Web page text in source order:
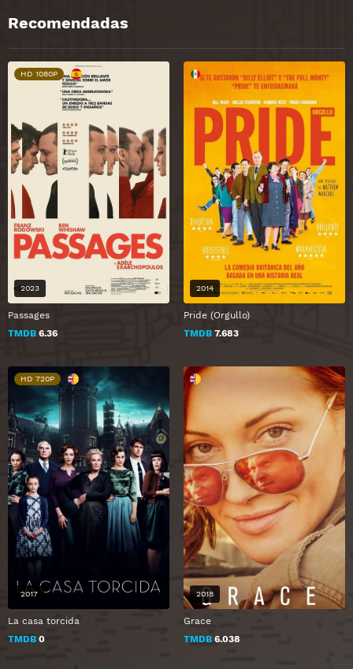
Recomendadas
Passages
TMDB 6.36
HD 1080P
2023
Pride (Orgullo)
TMDB 7.683
2014
La casa torcida
TMDB 0
HD 720P
2017
Grace
TMDB 6.038
2018